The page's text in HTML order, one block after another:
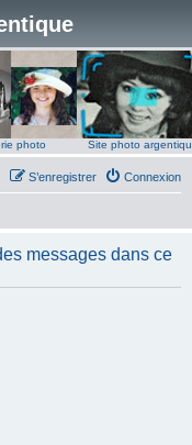
photo Site photo
Connexion
S’enregistrer
messages dans ce